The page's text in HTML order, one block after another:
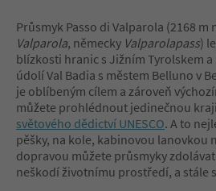
Průsmyk Passo di Valparola (2168 m
Valparola, německy Valparolapass)
blízkosti hranic s Jižním Tyrolskem
údolí Val Badia s městem Belluno v
je oblíbeným cílem a zároveň
můžete prohlédnout jedinečnou
světového dědictví UNESCO. A to
pěšky, na kole, kabinovou lanovkou
dopravou můžete průsmyky
neškodí životnímu prostředí, a stále